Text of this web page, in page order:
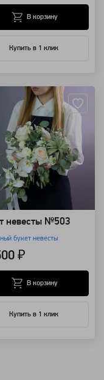
Купить в 1 клик
В корзину
невесты №503
букет невесты
₽
Купить в 1 клик
В корзину